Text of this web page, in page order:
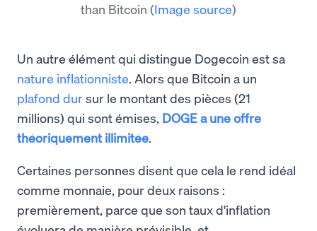
than Bitcoin (Image source)
Un autre élément qui distingue Dogecoin est sa
nature inflationniste. Alors que Bitcoin a un
plafond dursur le montant des pièces (21
millions) qui sont émises, DOGE a une offre
théoriquement illimitée.
Certaines personnes disent que cela le rend idéal
comme monnaie, pour deux raisons :
premièrement, parce que son taux d'inflation